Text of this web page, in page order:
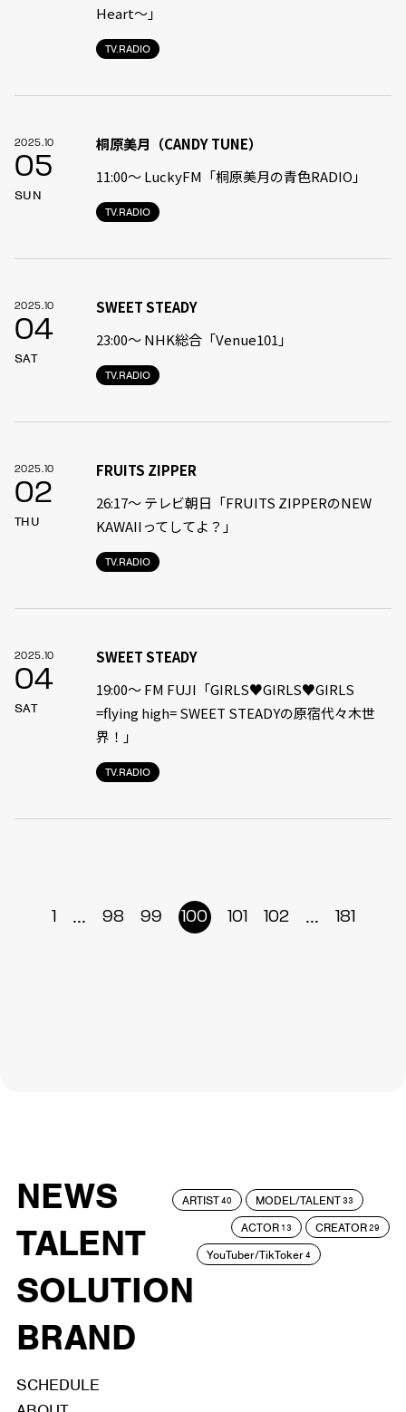
TV.RADIO
Heart〜」
2025.10
05
SUN
TV.RADIO
桐原美月（CANDY TUNE）
11:00〜 LuckyFM「桐原美月の青色RADIO」
2025.10
04
SAT
TV.RADIO
SWEET STEADY
23:00〜 NHK総合「Venue101」
2025.10
02
THU
TV.RADIO
FRUITS ZIPPER
26:17～ テレビ朝日「FRUITS ZIPPERのNEW
KAWAIIってしてよ？」
2025.10
04
SAT
TV.RADIO
SWEET STEADY
19:00〜 FM FUJI「GIRLS♥GIRLS♥GIRLS
=flying high= SWEET STEADYの原宿代々木世
界！」
1 ... 98 99 100 101 102 ... 181
NEWS
TALENT
SOLUTION
BRAND
ARTIST40 MODEL/TALENT33
ACTOR 13 CREATOR29
YouTuber/TikToker4
SCHEDULE